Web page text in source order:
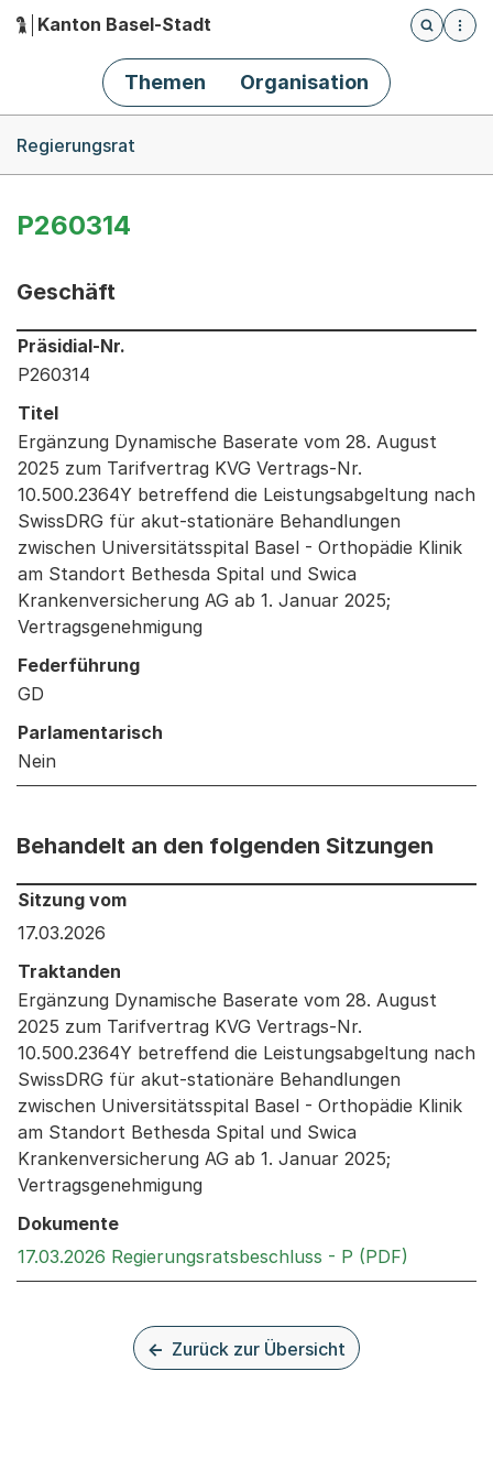
Hauptnavigation
Kanton Basel-Stadt
Öffnet
Themen Organisation
Regierungsrat
P260314
Geschäft
Informationen zum Ausgewählten Geschäft
Präsidial-Nr.
P260314
Titel
Ergänzung Dynamische Baserate vom 28. August
2025 zum Tarifvertrag KVG Vertrags-Nr.
10.500.2364Y betreffend die Leistungsabgeltung nach
SwissDRG für akut-stationäre Behandlungen
zwischen Universitätsspital Basel - Orthopädie Klinik
am Standort Bethesda Spital und Swica
Krankenversicherung AG ab 1. Januar 2025;
Vertragsgenehmigung
Federführung
GD
Parlamentarisch
Nein
Behandelt an den folgenden Sitzungen
Behandelt an den folgenden Sitzungen: Informationen
Sitzung vom
17.03.2026
Traktanden
Ergänzung Dynamische Baserate vom 28. August
2025 zum Tarifvertrag KVG Vertrags-Nr.
10.500.2364Y betreffend die Leistungsabgeltung nach
SwissDRG für akut-stationäre Behandlungen
zwischen Universitätsspital Basel - Orthopädie Klinik
am Standort Bethesda Spital und Swica
Krankenversicherung AG ab 1. Januar 2025;
Vertragsgenehmigung
Dokumente
17.03.2026 Regierungsratsbeschluss - P (PDF)
Zurück zur Übersicht